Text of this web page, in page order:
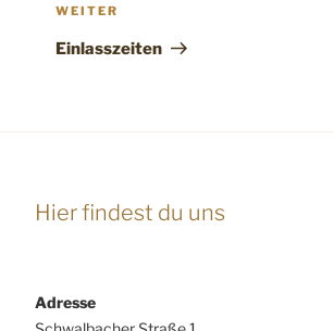
Nächster
WEITER
Einlasszeiten
Hier findest du uns
Adresse